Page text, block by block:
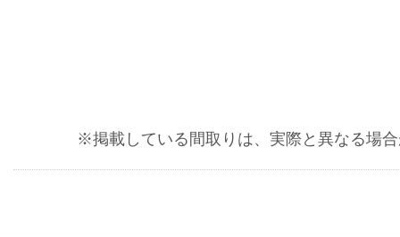
※掲載している間取りは、実際と異なる場